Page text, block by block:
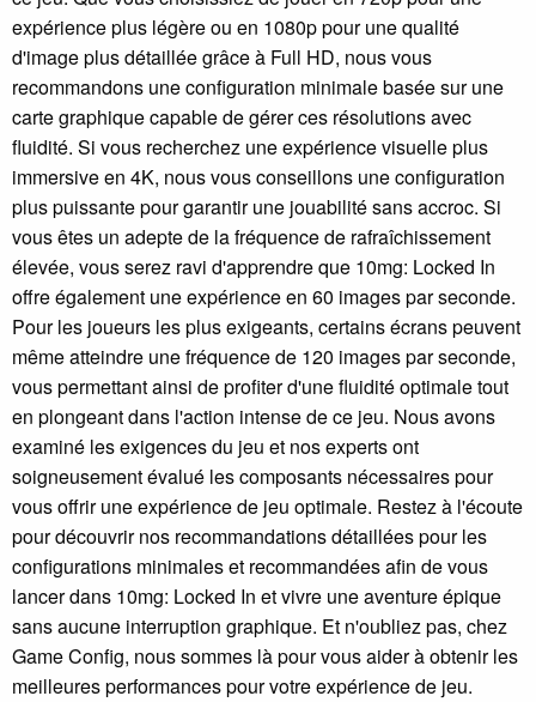
expérience plus légère ou en 1080p pour une qualité
d'image plus détaillée grâce à Full HD, nous vous
recommandons une configuration minimale basée sur une
carte graphique capable de gérer ces résolutions avec
fluidité. Si vous recherchez une expérience visuelle plus
immersive en 4K, nous vous conseillons une configuration
plus puissante pour garantir une jouabilité sans accroc. Si
vous êtes un adepte de la fréquence de rafraîchissement
élevée, vous serez ravi d'apprendre que 10mg: Locked In
offre également une expérience en 60 images par seconde.
Pour les joueurs les plus exigeants, certains écrans peuvent
même atteindre une fréquence de 120 images par seconde,
vous permettant ainsi de profiter d'une fluidité optimale tout
en plongeant dans l'action intense de ce jeu. Nous avons
examiné les exigences du jeu et nos experts ont
soigneusement évalué les composants nécessaires pour
vous offrir une expérience de jeu optimale. Restez à l'écoute
pour découvrir nos recommandations détaillées pour les
configurations minimales et recommandées afin de vous
lancer dans 10mg: Locked In et vivre une aventure épique
sans aucune interruption graphique. Et n'oubliez pas, chez
Game Config, nous sommes là pour vous aider à obtenir les
meilleures performances pour votre expérience de jeu.